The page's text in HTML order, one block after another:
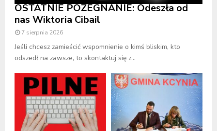
OSTATNIE POŻEGNANIE: Odeszła od
nas Wiktoria Cibail
7 sierpnia 2026
Jeśli chcesz zamieścić wspomnienie o kimś bliskim, kto
odszedł na zawsze, to skontaktuj się z...